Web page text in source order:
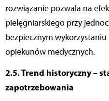
rozwiązanie pozwala na
pielęgniarskiego przy
bezpiecznym
opiekunów medycznych.
2.5. Trend historyczny –
zapotrzebowania